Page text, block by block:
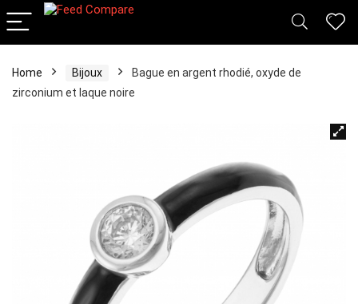
Home Bijoux
Bague en argent rhodié, oxyde de
zirconium et laque noire